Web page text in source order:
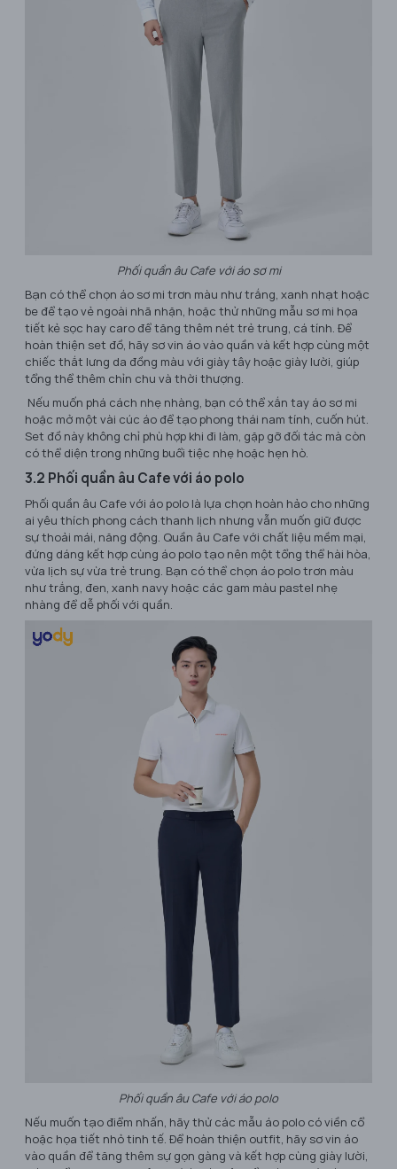
Phối quần âu Cafe với áo sơ mi
Bạn có thể chọn áo sơ mi trơn màu như trắng, xanh nhạt hoặc
be để tạo vẻ ngoài nhã nhặn, hoặc thử những mẫu sơ mi họa
tiết kẻ sọc hay caro để tăng thêm nét trẻ trung, cá tính. Để
hoàn thiện set đồ, hãy sơ vin áo vào quần và kết hợp cùng một
chiếc thắt lưng da đồng màu với giày tây hoặc giày lười, giúp
tổng thể thêm chỉn chu và thời thượng.
Nếu muốn phá cách nhẹ nhàng, bạn có thể xắn tay áo sơ mi
hoặc mở một vài cúc áo để tạo phong thái nam tính, cuốn hút.
Set đồ này không chỉ phù hợp khi đi làm, gặp gỡ đối tác mà còn
có thể diện trong những buổi tiệc nhẹ hoặc hẹn hò.
3.2 Phối quần âu Cafe với áo polo
Phối quần âu Cafe với áo polo là lựa chọn hoàn hảo cho những
ai yêu thích phong cách thanh lịch nhưng vẫn muốn giữ được
sự thoải mái, năng động. Quần âu Cafe với chất liệu mềm mại,
đứng dáng kết hợp cùng áo polo tạo nên một tổng thể hài hòa,
vừa lịch sự vừa trẻ trung. Bạn có thể chọn áo polo trơn màu
như trắng, đen, xanh navy hoặc các gam màu pastel nhẹ
nhàng để dễ phối với quần.
Phối quần âu Cafe với áo polo
Nếu muốn tạo điểm nhấn, hãy thử các mẫu áo polo có viền cổ
hoặc họa tiết nhỏ tinh tế. Để hoàn thiện outfit, hãy sơ vin áo
vào quần để tăng thêm sự gọn gàng và kết hợp cùng giày lười,